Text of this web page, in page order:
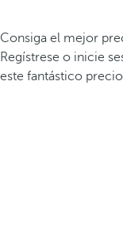
Consiga el mejor
Regístrese o inicie
este fantástico